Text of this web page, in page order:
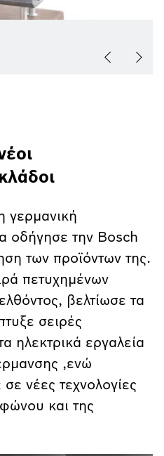
γερμανική
οδήγησε την Bosch
των προϊόντων της.
πετυχημένων
βελτίωσε τα
σειρές
ηλεκτρικά εργαλεία
,ενώ
νέες τεχνολογίες
και της